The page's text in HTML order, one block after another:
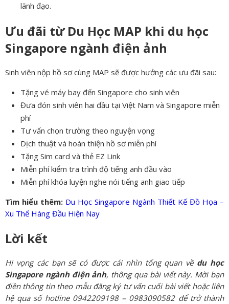
lãnh đạo.
Ưu đãi từ Du Học MAP khi du học
Singapore ngành điện ảnh
Sinh viên nộp hồ sơ cùng MAP sẽ được hưởng các ưu đãi sau:
Tặng vé máy bay đến Singapore cho sinh viên
Đưa đón sinh viên hai đầu tại Việt Nam và Singapore miễn
phí
Tư vấn chọn trường theo nguyện vọng
Dịch thuật và hoàn thiện hồ sơ miễn phí
Tặng Sim card và thẻ EZ Link
Miễn phí kiểm tra trình độ tiếng anh đầu vào
Miễn phí khóa luyện nghe nói tiếng anh giao tiếp
Tìm hiểu thêm: Du Học Singapore Ngành Thiết Kế Đồ Họa –
Xu Thế Hàng Đầu Hiện Nay
Lời kết
Hi vọng các bạn sẽ có được cái nhìn tổng quan về du học
Singapore ngành điện ảnh, thông qua bài viết này. Mời bạn
điền thông tin theo mẫu đăng ký tư vấn cuối bài viết hoặc liên
hệ qua số hotline 0942209198 – 0983090582 để trở thành